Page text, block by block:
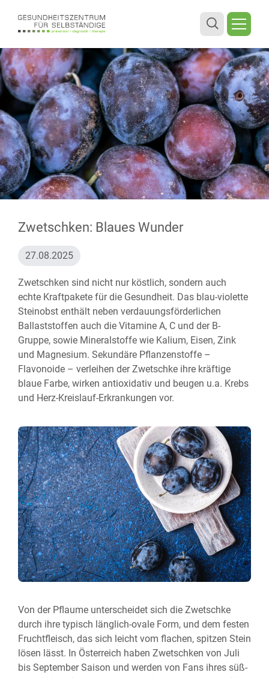
Zwetschken: Blaues Wunder
27.08.2025
Zwetschken sind nicht nur köstlich, sondern auch
echte Kraft­pakete für die Gesund­heit. Das blau-violette
Stein­obst ent­hält neben ver­dauungs­förder­lichen
Ballast­stoffen auch die Vitamine A, C und der B-
Gruppe, sowie Mineral­stoffe wie Kalium, Eisen, Zink
und Magnesium. Sekundäre Pflanzen­stoffe –
Flavonoide – verleihen der Zwetschke ihre kräftige
blaue Farbe, wirken anti­oxidativ und beugen u.a. Krebs
und Herz-Kreislauf-Erkrankungen vor.
Von der Pflaume unterscheidet sich die Zwetschke
durch ihre typisch länglich-ovale Form, und dem festen
Frucht­fleisch, das sich leicht vom flachen, spitzen Stein
lösen lässt. In Österreich haben Zwetschken von Juli
bis September Saison und werden von Fans ihres süß-